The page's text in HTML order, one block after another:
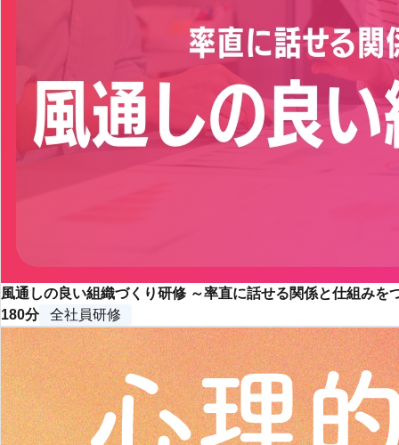
風通しの良い組織づくり研修 ～率直に話せる関係と仕組みを
180分
全社員研修